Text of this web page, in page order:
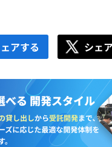
アする シェ